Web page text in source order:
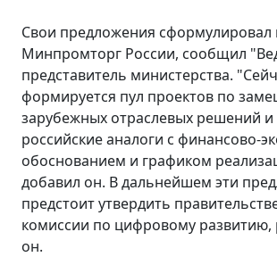
Свои предложения сформулировал
Минпромторг России, сообщил
представитель министерства.
формируется пул проектов по
зарубежных отраслевых решений
российские аналоги с финансово-
обоснованием и графиком
добавил он. В дальнейшем эти
предстоит утвердить
комиссии по цифровому
он.